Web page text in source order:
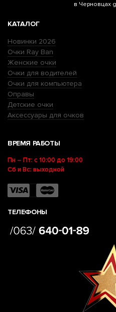
в Черновцах
КАТАЛОГ
Новинки 2026
Очки Ray Ban
Женские очки
Очки для водителей
Очки для компьютера
Оправы
Детские очки
Аксессуары для очков
ВРЕМЯ РАБОТЫ
Пн – Пт: с 10:00 до 19:00
Сб и Вс: выходной
ТЕЛЕФОНЫ